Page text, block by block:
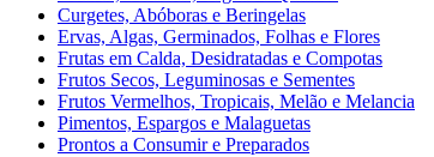
Curgetes, Abóboras e Beringelas
Ervas, Algas, Germinados, Folhas e Flores
Frutas em Calda, Desidratadas e Compotas
Frutos Secos, Leguminosas e Sementes
Frutos Vermelhos, Tropicais, Melão e Melancia
Pimentos, Espargos e Malaguetas
Prontos a Consumir e Preparados